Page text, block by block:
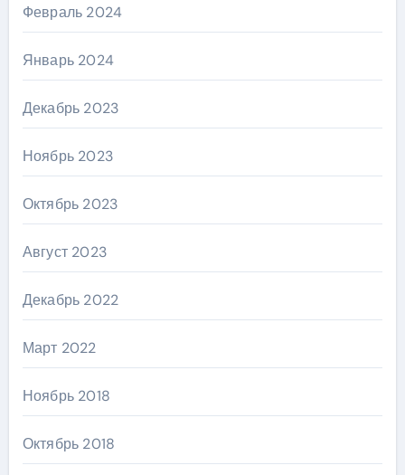
Февраль 2024
Январь 2024
Декабрь 2023
Ноябрь 2023
Октябрь 2023
Август 2023
Декабрь 2022
Март 2022
Ноябрь 2018
Октябрь 2018